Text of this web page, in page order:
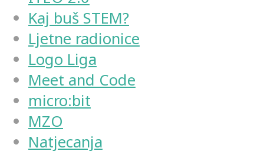
Kaj buš STEM?
Ljetne radionice
Logo Liga
Meet and Code
micro:bit
MZO
Natjecanja